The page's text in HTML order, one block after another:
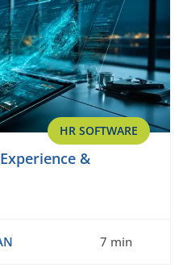
HR SOFTWARE
&
7 min